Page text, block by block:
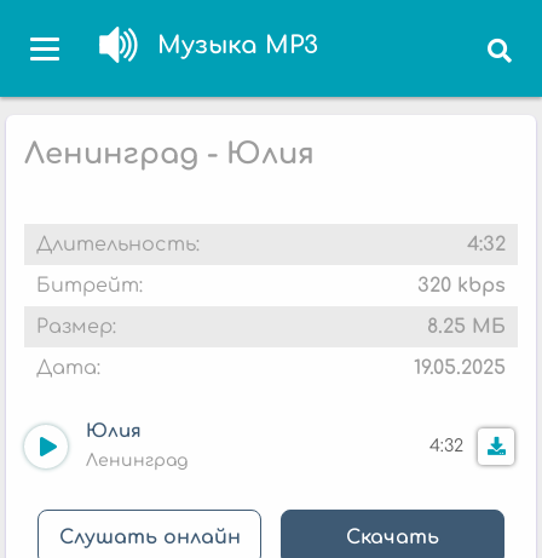
Музыка MP3
Ленинград - Юлия
Длительность:
4:32
Битрейт:
320 kbps
Размер:
8.25 МБ
Дата:
19.05.2025
Юлия
Ленинград
4:32
Слушать онлайн Скачать